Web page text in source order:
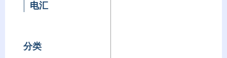
电汇
分类